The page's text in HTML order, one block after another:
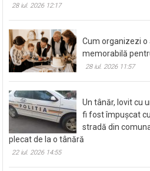
28 iul. 2026 12:17
Cum organizezi o
memorabilă
28 iul. 2026 11:57
Un tânăr, lovit cu
fi fost împușcat
stradă din
plecat de la o tânără
22 iul. 2026 14:55